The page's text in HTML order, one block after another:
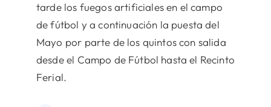
tarde los fuegos artificiales en el campo
de fútbol y a continuación la puesta del
Mayo por parte de los quintos con salida
desde el Campo de Fútbol hasta el Recinto
Ferial.